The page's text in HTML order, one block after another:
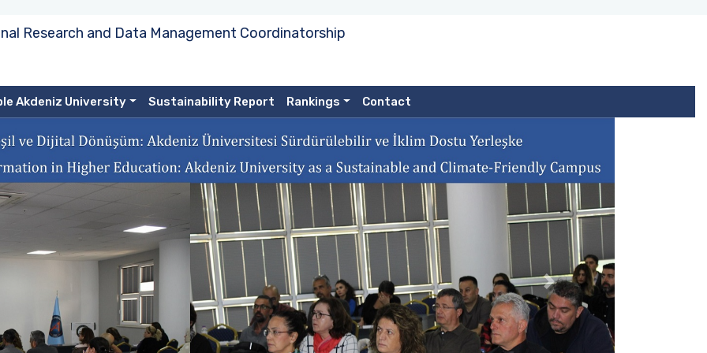
Research and Data Management Coordinatorship
Akdeniz University Sustainability Report Rankings Contact